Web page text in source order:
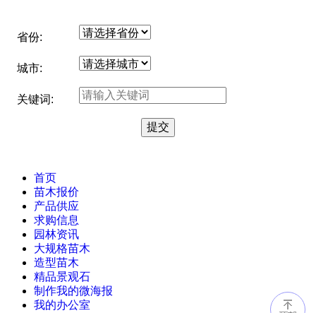
省份:
城市:
关键词:
首页
苗木报价
产品供应
求购信息
园林资讯
大规格苗木
造型苗木
精品景观石
制作我的微海报
我的办公室